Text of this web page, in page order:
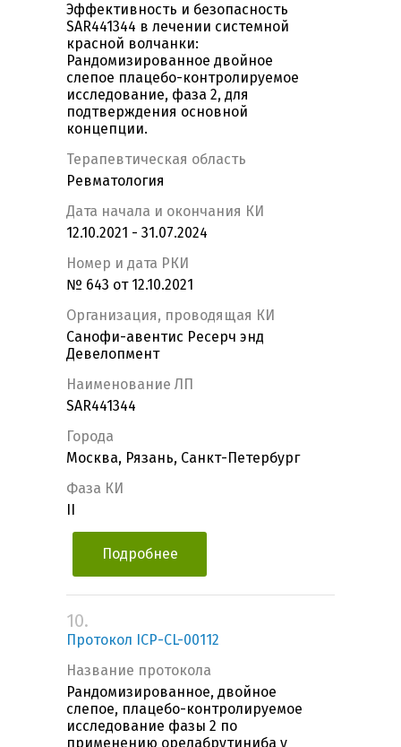
Эффективность и безопасность
SAR441344 в лечении системной
красной волчанки:
Рандомизированное двойное
слепое плацебо-контролируемое
исследование, фаза 2, для
подтверждения основной
концепции.
Терапевтическая область
Ревматология
Дата начала и окончания КИ
12.10.2021 - 31.07.2024
Номер и дата РКИ
№ 643 от 12.10.2021
Организация, проводящая КИ
Санофи-авентис Ресерч энд
Девелопмент
Наименование ЛП
SAR441344
Города
Москва, Рязань, Санкт-Петербург
Фаза КИ
Подробнее
10.
Протокол ICP-CL-00112
Название протокола
Рандомизированное, двойное
слепое, плацебо-контролируемое
исследование фазы 2 по
применению орелабрутиниба у